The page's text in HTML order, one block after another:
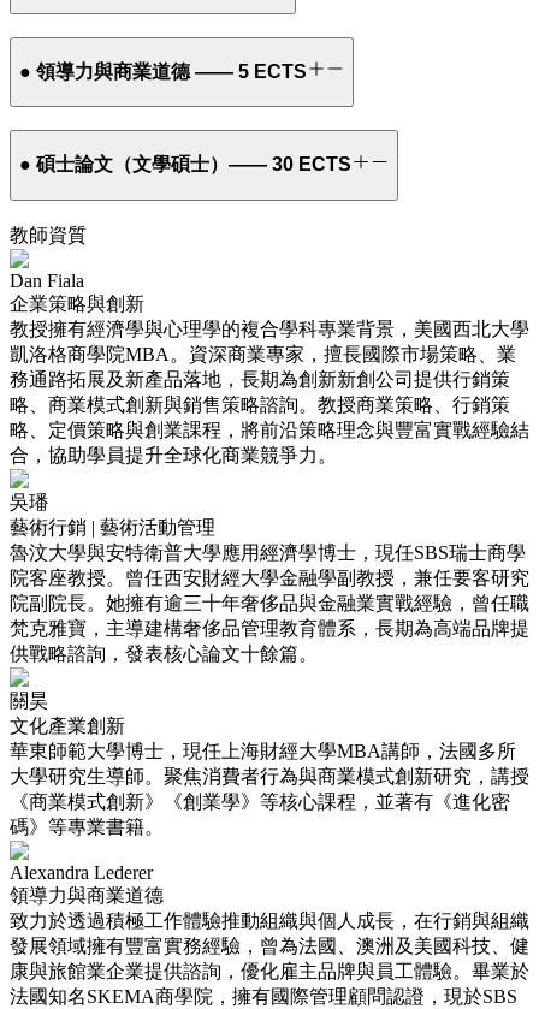
● 領導力與商業道德 —— 5 ECTS
● 碩士論文（文學碩士）—— 30 ECTS
教師資質
Dan Fiala
企業策略與創新
教授擁有經濟學與心理學的複合學科專業背景，美國西北大學
凱洛格商學院MBA。資深商業專家，擅長國際市場策略、業
務通路拓展及新產品落地，長期為創新新創公司提供行銷策
略、商業模式創新與銷售策略諮詢。教授商業策略、行銷策
略、定價策略與創業課程，將前沿策略理念與豐富實戰經驗結
合，協助學員提升全球化商業競爭力。
吳璠
藝術行銷 | 藝術活動管理
魯汶大學與安特衛普大學應用經濟學博士，現任SBS瑞士商學
院客座教授。曾任西安財經大學金融學副教授，兼任要客研究
院副院長。她擁有逾三十年奢侈品與金融業實戰經驗，曾任職
梵克雅寶，主導建構奢侈品管理教育體系，長期為高端品牌提
供戰略諮詢，發表核心論文十餘篇。
關昊
文化產業創新
華東師範大學博士，現任上海財經大學MBA講師，法國多所
大學研究生導師。聚焦消費者行為與商業模式創新研究，講授
《商業模式創新》《創業學》等核心課程，並著有《進化密
碼》等專業書籍。
Alexandra Lederer
領導力與商業道德
致力於透過積極工作體驗推動組織與個人成長，在行銷與組織
發展領域擁有豐富實務經驗，曾為法國、澳洲及美國科技、健
康與旅館業企業提供諮詢，優化雇主品牌與員工體驗。畢業於
法國知名SKEMA商學院，擁有國際管理顧問認證，現於SBS